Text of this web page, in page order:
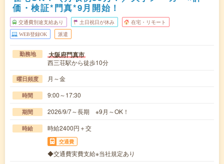
価・検証*門真*9月開始！
交通費別途支給あり 土日祝日が休み 在宅・リモート
WEB登録OK 派遣
勤務地 大阪府門真市
西三荘駅から徒歩10分
曜日頻度 月～金
時間 9:00～17:30
期間 2026/9/7～長期 ※9月～OK！
時給 時給2400円＋交
交通費
◆交通費実費支給※当社規定あり